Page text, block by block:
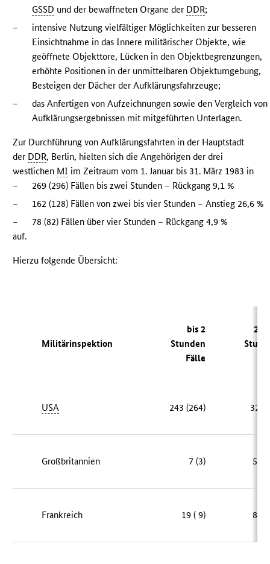
GSSD und der bewaffneten Organe der DDR;
–
intensive Nutzung vielfältiger Möglichkeiten zur besseren
Einsichtnahme in das Innere militärischer Objekte, wie
geöffnete Objekttore, Lücken in den Objektbegrenzungen,
erhöhte Positionen in der unmittelbaren Objektumgebung,
Besteigen der Dächer der Aufklärungsfahrzeuge;
–
das Anfertigen von Aufzeichnungen sowie den Vergleich von
Aufklärungsergebnissen mit mitgeführten Unterlagen.
Zur Durchführung von Aufklärungsfahrten in der Hauptstadt
der DDR, Berlin, hielten sich die Angehörigen der drei
westlichen MI im Zeitraum vom 1. Januar bis 31. März 1983 in
–
269 (296) Fällen bis zwei Stunden – Rückgang 9,1 %
–
162 (128) Fällen von zwei bis vier Stunden – Anstieg 26,6 %
–
78 (82) Fällen über vier Stunden – Rückgang 4,9 %
auf.
Hierzu folgende Übersicht:
Militärinspektion
bis 2
Stunden
Fälle
2
USA 243 (264) 32 (
Großbritannien 7 (3) 50
Frankreich 19 ( 9) 80